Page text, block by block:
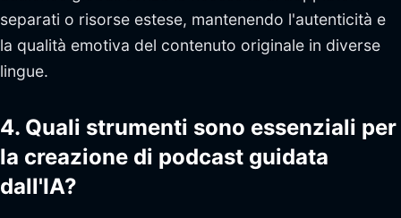
separati o risorse estese, mantenendo l'autenticità e
la qualità emotiva del contenuto originale in diverse
lingue.
4. Quali strumenti sono essenziali per
la creazione di podcast guidata
dall'IA?